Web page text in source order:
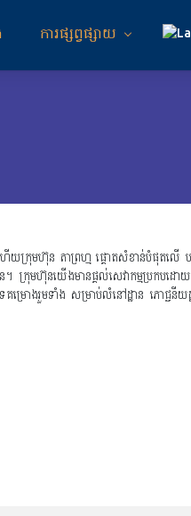
ការផ្សព្វផ្សាយ
ហើយក្រុមហ៊ុន តាព្រហ្ម ផ្តោតសំខាន់បំផុតលើ
រុមហ៊ុនយើងមានផ្តល់សេវាកម្មប្រកបដោ
គម្រោងរួមទាំង សម្រាប់លំនៅដ្ឋាន ភោជ្ជនី